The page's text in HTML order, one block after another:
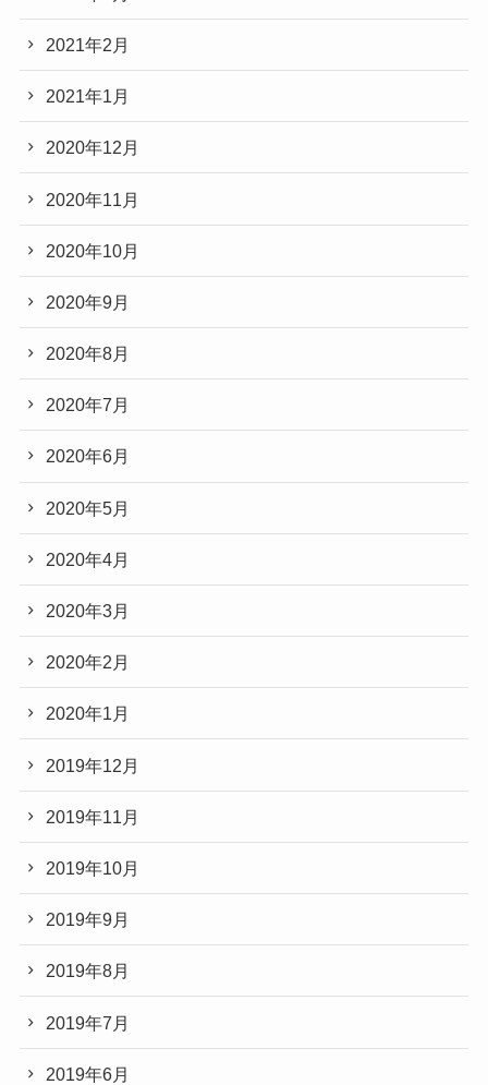
2021年2月
2021年1月
2020年12月
2020年11月
2020年10月
2020年9月
2020年8月
2020年7月
2020年6月
2020年5月
2020年4月
2020年3月
2020年2月
2020年1月
2019年12月
2019年11月
2019年10月
2019年9月
2019年8月
2019年7月
2019年6月